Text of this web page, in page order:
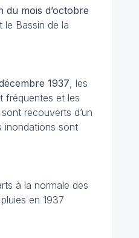
du mois d’octobre
le Bassin de la
1937, les
fréquentes et les
recouverts d’un
inondations sont
à la normale des
en 1937